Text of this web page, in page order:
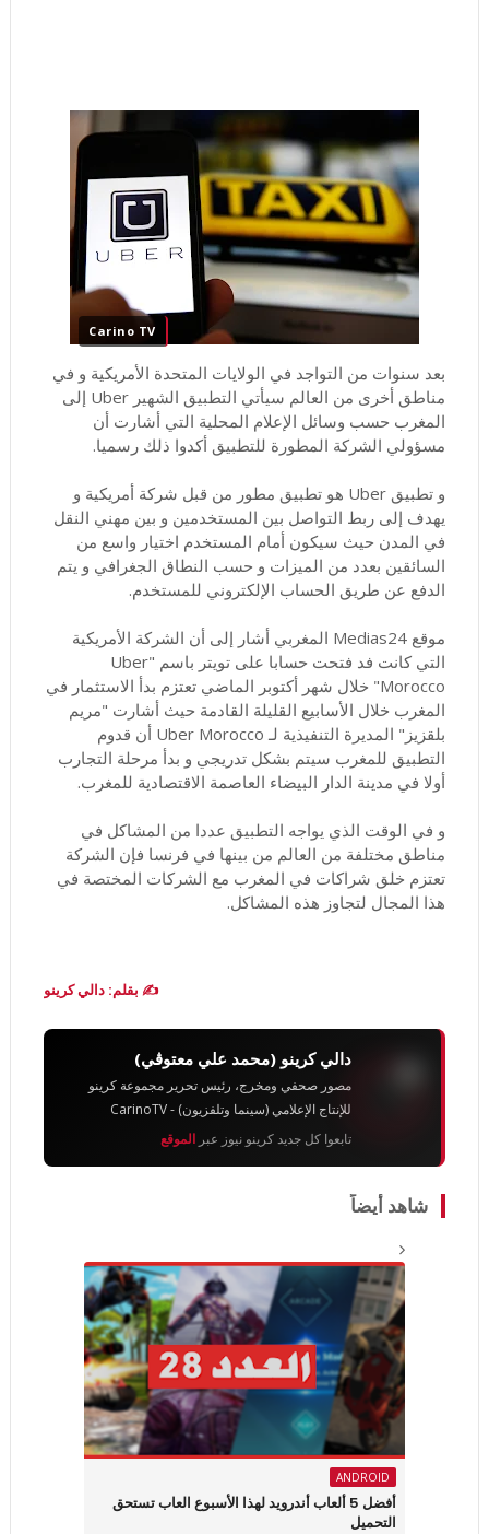
Carino TV
بعد سنوات من التواجد في الولايات المتحدة الأمريكية و في
مناطق أخرى من العالم سيأتي التطبيق الشهير Uber إلى
المغرب حسب وسائل الإعلام المحلية التي أشارت أن
مسؤولي الشركة المطورة للتطبيق أكدوا ذلك رسميا.
و تطبيق Uber هو تطبيق مطور من قبل شركة أمريكية و
يهدف إلى ربط التواصل بين المستخدمين و بين مهني النقل
في المدن حيث سيكون أمام المستخدم اختيار واسع من
السائقين بعدد من الميزات و حسب النطاق الجغرافي و يتم
الدفع عن طريق الحساب الإلكتروني للمستخدم.
موقع Medias24 المغربي أشار إلى أن الشركة الأمريكية
التي كانت فد فتحت حسابا على تويتر باسم "Uber
Morocco" خلال شهر أكتوبر الماضي تعتزم بدأ الاستثمار في
المغرب خلال الأسابيع القليلة القادمة حيث أشارت "مريم
بلقزيز" المديرة التنفيذية لـ Uber Morocco أن قدوم
التطبيق للمغرب سيتم بشكل تدريجي و بدأ مرحلة التجارب
أولا في مدينة الدار البيضاء العاصمة الاقتصادية للمغرب.
و في الوقت الذي يواجه التطبيق عددا من المشاكل في
مناطق مختلفة من العالم من بينها في فرنسا فإن الشركة
تعتزم خلق شراكات في المغرب مع الشركات المختصة في
هذا المجال لتجاوز هذه المشاكل.
✍️ بقلم: دالي كرينو
دالي كرينو (محمد علي معتوڨي)
مصور صحفي ومخرج، رئيس تحرير مجموعة كرينو
للإنتاج الإعلامي (سينما وتلفزيون) - CarinoTV
تابعوا كل جديد كرينو نيوز عبر الموقع
شاهد أيضاً
ANDROID
أفضل 5 ألعاب أندرويد لهذا الأسبوع العاب تستحق
التحميل